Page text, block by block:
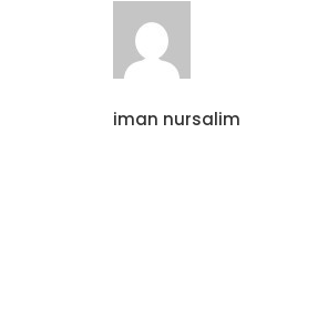
iman nursalim